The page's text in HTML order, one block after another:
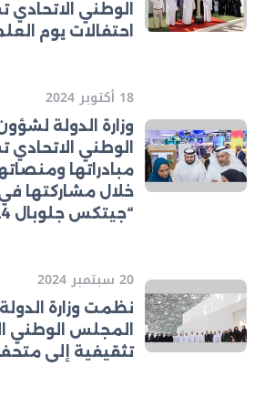
الوطني
احتفالات يوم
18 أكتوبر 2024
وزارة الدولة
الوطني
مبادراتها
خلال مشاركتها
“جيتكس جلوبال 2024”
20 سبتمبر 2024
نظمت وزارة
المجلس الوطني
تثقيفية إلى